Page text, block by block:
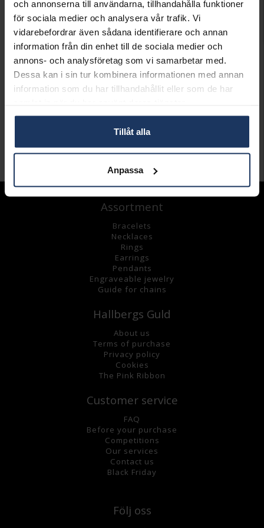
och annonserna till användarna, tillhandahålla funktioner
för sociala medier och analysera vår trafik. Vi
vidarebefordrar även sådana identifierare och annan
information från din enhet till de sociala medier och
annons- och analysföretag som vi samarbetar med.
Dessa kan i sin tur kombinera informationen med annan
information som du har tillhandahållit eller som de har
Tillåt alla
Anpassa
LÄGG I VARUKORGEN
Lagervara.
Leveranstid 3-7 arbetsdagar.
INFO
DIAMETER CA (CM)
30.5
VARUMÄRKE
Hallbergs Guld
Silver
Andra köpte även
Assortment
Bracelets
Necklaces
Rings
Earrings
Pendants
Engraveable jewelry
Guide for chains
Hallbergs Guld
About us
Terms of purchase
Privacy policy
Cookies
The Pink Ribbon
Customer service
FAQ
Before your purchase
Competitions
Our services
Contact us
Black Friday
Följ oss